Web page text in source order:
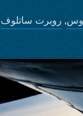
, روبرت ساتلوف